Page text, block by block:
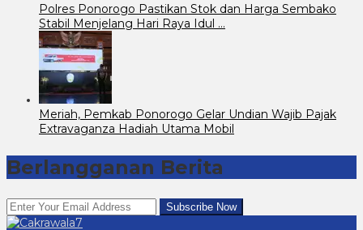
Polres Ponorogo Pastikan Stok dan Harga Sembako
Stabil Menjelang Hari Raya Idul …
Meriah, Pemkab Ponorogo Gelar Undian Wajib Pajak
Extravaganza Hadiah Utama Mobil
Berlangganan Berita